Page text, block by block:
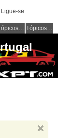
Ligue-se
Tópicos sem resposta Tópicos ativos